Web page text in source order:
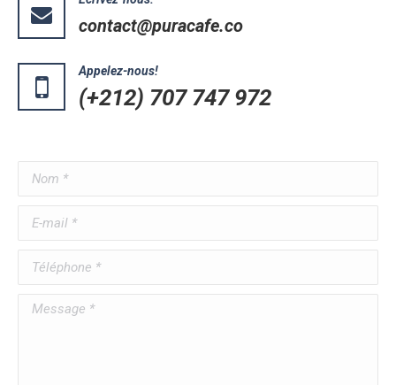
contact@puracafe.co
Appelez-nous!
(+212) 707 747 972
Nom *
E-mail *
Téléphone *
Message *